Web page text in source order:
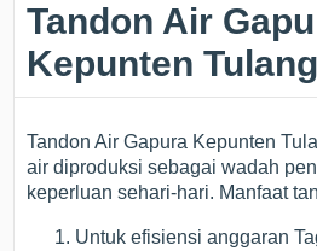
Tandon Air
Kepunten
Tandon Air Gapura Kepunten
air diproduksi sebagai wadah
keperluan sehari-hari. Manfaat
Untuk efisiensi anggaran